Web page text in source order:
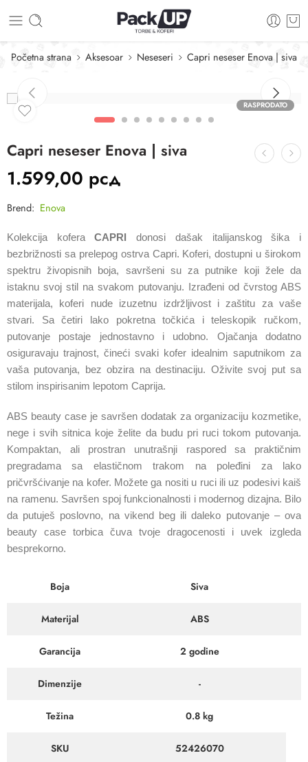
Početna strana Aksesoar Neseseri Capri neseser Enova | siva
RASPRODATO
Capri neseser Enova | siva
1.599,00 рсд
Brend: Enova
Kolekcija koferaCAPRIdonosi dašak italijanskog šika i
bezbrižnosti sa prelepog ostrva Capri. Koferi, dostupni u širokom
spektru živopisnih boja, savršeni su za putnike koji žele da
istaknu svoj stil na svakom putovanju. Izrađeni od čvrstog ABS
materijala, koferi nude izuzetnu izdržljivost i zaštitu za vaše
stvari. Sa četiri lako pokretna točkića i teleskopik ručkom,
putovanje postaje jednostavno i udobno. Ojačanja dodatno
osiguravaju trajnost, čineći svaki kofer idealnim saputnikom za
vaša putovanja, bez obzira na destinaciju. Oživite svoj put sa
stilom inspirisanim lepotom Caprija.
ABS beauty case je savršen dodatak za organizaciju kozmetike,
nege i svih sitnica koje želite da budu pri ruci tokom putovanja.
Kompaktan, ali prostran unutrašnji raspored sa praktičnim
pregradama sa elastičnom trakom na poleđini za lako
pričvršćivanje na kofer. Možete ga nositi u ruci ili uz podesivi kaiš
na ramenu. Savršen spoj funkcionalnosti i modernog dizajna. Bilo
da putuješ poslovno, na vikend beg ili daleko putovanje – ova
beauty case torbica čuva tvoje dragocenosti i uvek izgleda
besprekorno.
Boja Siva
Materijal ABS
Garancija 2 godine
Dimenzije -
Težina 0.8 kg
SKU 52426070